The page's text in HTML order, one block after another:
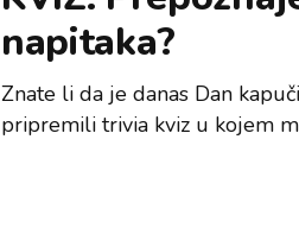
napitaka?
Znate li da je danas Dan
pripremili trivia kviz u kojem